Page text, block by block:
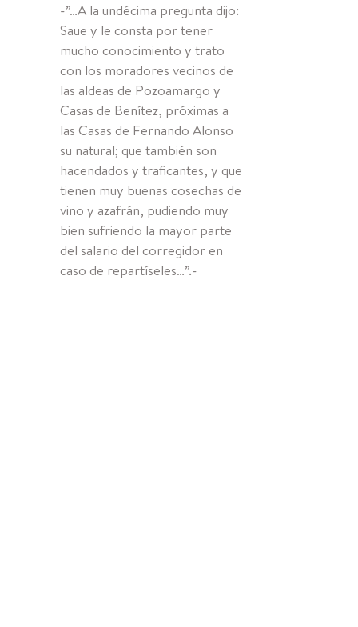
-”…A la undécima pregunta dijo:
Saue y le consta por tener
mucho conocimiento y trato
con los moradores vecinos de
las aldeas de Pozoamargo y
Casas de Benítez, próximas a
las Casas de Fernando Alonso
su natural; que también son
hacendados y traficantes, y que
tienen muy buenas cosechas de
vino y azafrán, pudiendo muy
bien sufriendo la mayor parte
del salario del corregidor en
caso de repartíseles…”.-